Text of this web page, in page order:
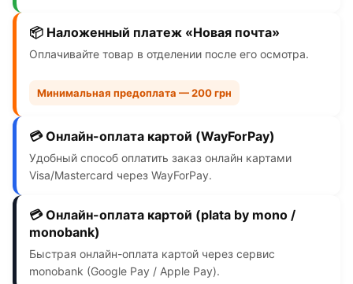
📦 Наложенный платеж «Новая почта»
Оплачивайте товар в отделении после его осмотра.
Минимальная предоплата — 200 грн
💳 Онлайн-оплата картой (WayForPay)
Удобный способ оплатить заказ онлайн картами
Visa/Mastercard через WayForPay.
💳 Онлайн-оплата картой (plata by mono /
monobank)
Быстрая онлайн-оплата картой через сервис
monobank (Google Pay / Apple Pay).